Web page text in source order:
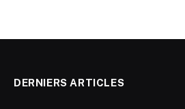
DERNIERS ARTICLES